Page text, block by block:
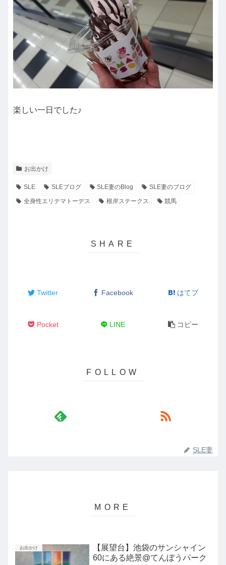
楽しい一日でした♪
お出かけ
SLE SLEブログ SLE妻のBlog
SLE妻のブログ
全身性エリテマトーデス
根岸ステークス 競馬
Twitter Facebook はてブ
Pocket LINE コピー
SLE妻
お出かけ
【展望台】池袋のサンシャイン
60にある絶景@てんぼうパーク